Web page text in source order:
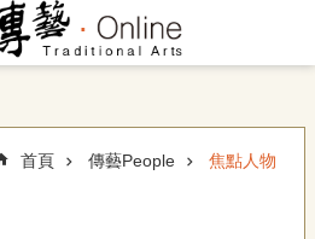
首頁 傳藝People 焦點人物